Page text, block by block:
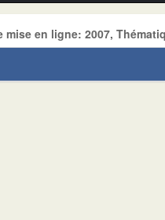
en ligne: 2007,